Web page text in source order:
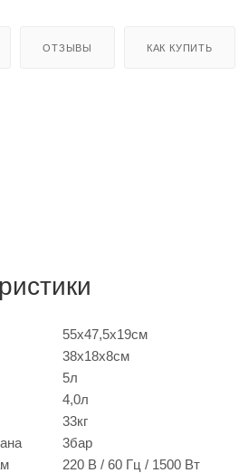
ОТЗЫВЫ КАК КУПИТЬ
55х47,5х19см
38х18х8см
5л
4,0л
33кг
3бар
220 В / 60 Гц / 1500 Вт